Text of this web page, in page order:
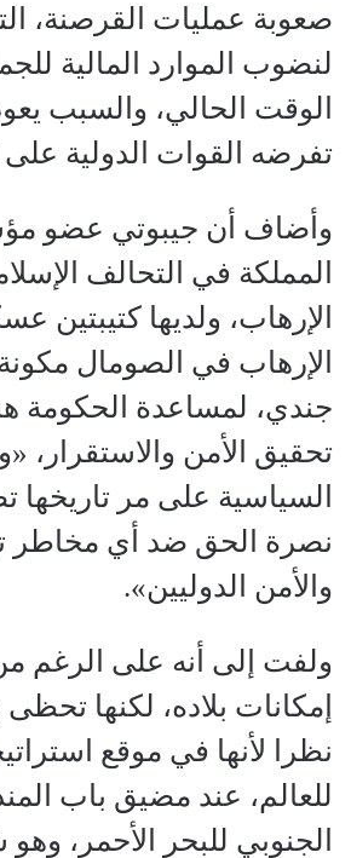
صعوبة عمليات القرصنة،
لنضوب الموارد المالية
الوقت الحالي، والسبب
تفرضه القوات الدولية على
وأضاف أن جيبوتي عضو
المملكة في التحالف
الإرهاب، ولديها كتيبتين
جندي، لمساعدة الحكومة
تحقيق الأمن والاستقرار،
السياسية على مر
نصرة الحق ضد أي مخاطر
والأمن الدوليين».
ولفت إلى أنه على الرغم
إمكانات بلاده، لكنها
نظرا لأنها في موقع
للعالم، عند مضيق باب
الجنوبي للبحر الأحمر،